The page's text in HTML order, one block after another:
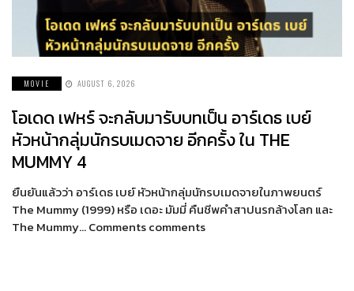
MOVIE AUGUST 6, 2026
โอเดด เฟหร์ จะกลับมารับบทเป็น อาร์เดธ เบย์
หัวหน้ากลุ่มนักรบเมดจาย อีกครั้ง ใน THE
MUMMY 4
ยืนยันแล้วว่า อาร์เดธ เบย์ หัวหน้ากลุ่มนักรบเมดจายในภาพยนตร์
The Mummy (1999) หรือ เดอะ มัมมี่ คืนชีพคำสาปนรกล้างโลก และ
The Mummy… Comments comments